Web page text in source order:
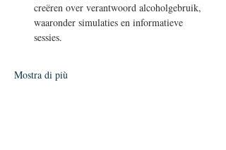
creëren over verantwoord alcoholgebruik,
waaronder simulaties en informatieve
sessies.
Mostra di più